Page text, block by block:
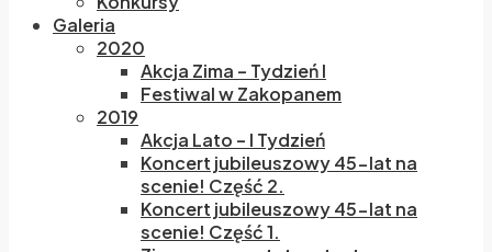
Galeria
2020
Akcja Zima – Tydzień I
Festiwal w Zakopanem
2019
Akcja Lato – I Tydzień
Koncert jubileuszowy 45-lat na
scenie! Część 2.
Koncert jubileuszowy 45-lat na
scenie! Część 1.